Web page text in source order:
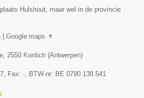
Hulshout, maar wel in de provincie
Google maps ▼
, 2550 Kontich (Antwerpen)
, Fax: -, BTW-nr: BE 0790.138.541